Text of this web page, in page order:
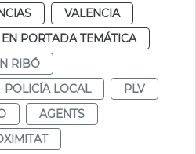
VALENCIA
EN PORTADA TEMÁTICA
RIBÓ
POLICÍA LOCAL
PLV
AGENTS